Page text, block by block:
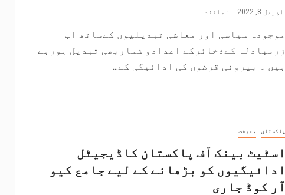
اپریل 8, 2022 نمائندہ
موجودہ سیاسی اور معاشی تبدیلیوں کےساتھ اب
زرمبادلہ کےذخائرکے اعدادو شماربھی تبدیل ہورہے
ہیں ۔ بیرونی قرضوں کی ادائیگی کے...
پاکستان معیشت
اسٹیٹ بینک آف پاکستان کاڈیجیٹل
ادائیگیوں کو بڑھانے کے لیے جامع کیو
آر کوڈ جاری